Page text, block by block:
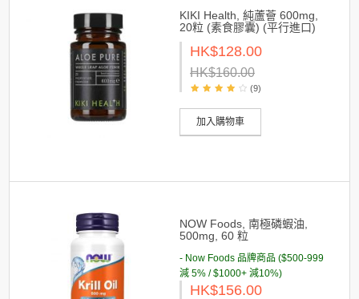
KIKI Health, 純蘆薈 600mg,
20粒 (素食膠囊) (平行進口)
HK$128.00
HK$160.00
(9)
加入購物車
NOW Foods, 南極磷蝦油,
500mg, 60 粒
- Now Foods 品牌商品 ($500-999
減 5% / $1000+ 減10%)
HK$156.00